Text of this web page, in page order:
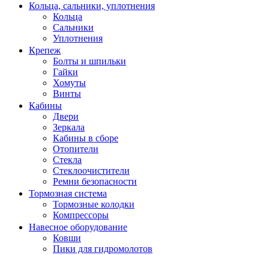
Кольца, сальники, уплотнения
Кольца
Сальники
Уплотнения
Крепеж
Болты и шпильки
Гайки
Хомуты
Винты
Кабины
Двери
Зеркала
Кабины в сборе
Отопители
Стекла
Стеклоочистители
Ремни безопасности
Тормозная система
Тормозные колодки
Компрессоры
Навесное оборудование
Ковши
Пики для гидромолотов